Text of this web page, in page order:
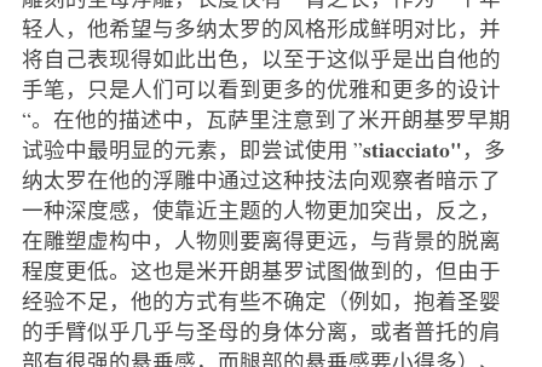
轻人，他希望与多纳太罗的风格形成鲜明对比，并
将自己表现得如此出色，以至于这似乎是出自他的
手笔，只是人们可以看到更多的优雅和更多的设计
“。在他的描述中，瓦萨里注意到了米开朗基罗早期
试验中最明显的元素，即尝试使用 ”stiacciato"，多
纳太罗在他的浮雕中通过这种技法向观察者暗示了
一种深度感，使靠近主题的人物更加突出，反之，
在雕塑虚构中，人物则要离得更远，与背景的脱离
程度更低。这也是米开朗基罗试图做到的，但由于
经验不足，他的方式有些不确定（例如，抱着圣婴
的手臂似乎几乎与圣母的身体分离，或者普托的肩
部有很强的悬垂感，而腿部的悬垂感要小得多）、